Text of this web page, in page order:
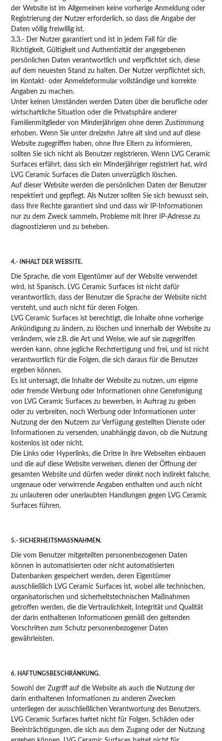
der Website ist im Allgemeinen keine vorherige Anmeldung oder
Registrierung der Nutzer erforderlich, so dass die Angabe der
Daten völlig freiwillig ist.
3.3.- Der Nutzer garantiert und ist in jedem Fall für die
Richtigkeit, Gültigkeit und Authentizität der angegebenen
persönlichen Daten verantwortlich und verpflichtet sich, diese
auf dem neuesten Stand zu halten. Der Nutzer verpflichtet sich,
im Kontakt- oder Anmeldeformular vollständige und korrekte
Angaben zu machen.
Unter keinen Umständen werden Daten über die berufliche oder
wirtschaftliche Situation oder die Privatsphäre anderer
Familienmitglieder von Minderjährigen ohne deren Zustimmung
erhoben. Wenn Sie unter dreizehn Jahre alt sind und auf diese
Website zugegriffen haben, ohne Ihre Eltern zu informieren,
sollten Sie sich nicht als Benutzer registrieren. Wenn LVG Ceramic
Surfaces erfährt, dass sich ein Minderjähriger registriert hat, wird
LVG Ceramic Surfaces die Daten unverzüglich löschen.
Auf dieser Website werden die persönlichen Daten der Benutzer
respektiert und gepflegt. Als Nutzer sollten Sie sich bewusst sein,
dass Ihre Rechte garantiert sind und dass wir IP-Informationen
nur zu dem Zweck sammeln, Probleme mit Ihrer IP-Adresse zu
diagnostizieren und zu beheben.
4.- INHALT DER WEBSITE.
Die Sprache, die vom Eigentümer auf der Website verwendet
wird, ist Spanisch. LVG Ceramic Surfaces ist nicht dafür
verantwortlich, dass der Benutzer die Sprache der Website nicht
versteht, und auch nicht für deren Folgen.
LVG Ceramic Surfaces ist berechtigt, die Inhalte ohne vorherige
Ankündigung zu ändern, zu löschen und innerhalb der Website zu
verändern, wie z.B. die Art und Weise, wie auf sie zugegriffen
werden kann, ohne jegliche Rechtfertigung und frei, und ist nicht
verantwortlich für die Folgen, die sich daraus für die Benutzer
ergeben können.
Es ist untersagt, die Inhalte der Website zu nutzen, um eigene
oder fremde Werbung oder Informationen ohne Genehmigung
von LVG Ceramic Surfaces zu bewerben, in Auftrag zu geben
oder zu verbreiten, noch Werbung oder Informationen unter
Nutzung der den Nutzern zur Verfügung gestellten Dienste oder
Informationen zu versenden, unabhängig davon, ob die Nutzung
kostenlos ist oder nicht.
Die Links oder Hyperlinks, die Dritte in ihre Webseiten einbauen
und die auf diese Website verweisen, dienen der Öffnung der
gesamten Website und dürfen weder direkt noch indirekt falsche,
ungenaue oder verwirrende Angaben enthalten und auch nicht
zu unlauteren oder unerlaubten Handlungen gegen LVG Ceramic
Surfaces führen.
5.- SICHERHEITSMASSNAHMEN.
Die vom Benutzer mitgeteilten personenbezogenen Daten
können in automatisierten oder nicht automatisierten
Datenbanken gespeichert werden, deren Eigentümer
ausschließlich LVG Ceramic Surfaces ist, wobei alle technischen,
organisatorischen und sicherheitstechnischen Maßnahmen
getroffen werden, die die Vertraulichkeit, Integrität und Qualität
der darin enthaltenen Informationen gemäß den geltenden
Vorschriften zum Schutz personenbezogener Daten
gewährleisten.
6. HAFTUNGSBESCHRÄNKUNG.
Sowohl der Zugriff auf die Website als auch die Nutzung der
darin enthaltenen Informationen zu anderen Zwecken
unterliegen der ausschließlichen Verantwortung des Benutzers.
LVG Ceramic Surfaces haftet nicht für Folgen, Schäden oder
Beeinträchtigungen, die sich aus dem Zugang oder der Nutzung